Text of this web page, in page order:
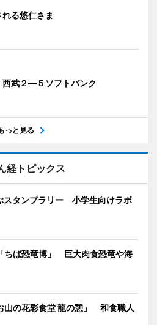
る悠仁さま
西武２―５ソフトバンク
っと見る
経トピックス
スタンプラリー 小学生向けラボ
ちば恐竜博」 巨大肉食恐竜や海
山の花彩食堂 龍の憩」 和食職人